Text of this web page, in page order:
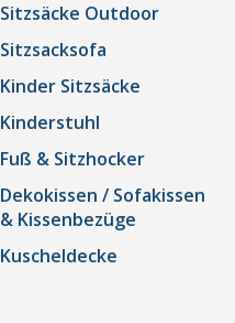
Sitzsäcke Outdoor
Sitzsacksofa
Kinder Sitzsäcke
Kinderstuhl
Fuß & Sitzhocker
Dekokissen / Sofakissen
& Kissenbezüge
Kuscheldecke